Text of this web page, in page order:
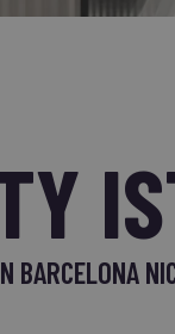
BARCELONA